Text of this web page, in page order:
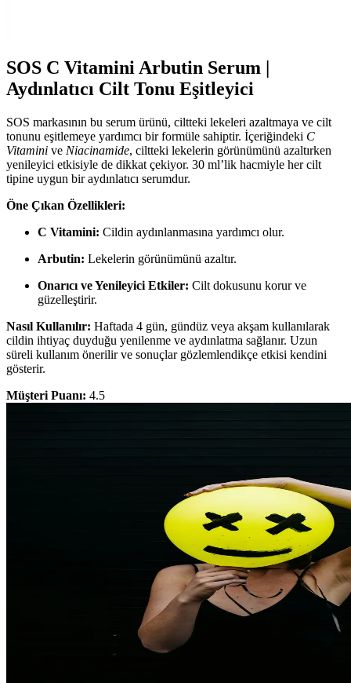
SOS C Vitamini Arbutin Serum |
Aydınlatıcı Cilt Tonu Eşitleyici
SOS markasının bu serum ürünü, ciltteki lekeleri azaltmaya ve cilt
tonunu eşitlemeye yardımcı bir formüle sahiptir. İçeriğindeki C
Vitamini ve Niacinamide, ciltteki lekelerin görünümünü azaltırken
yenileyici etkisiyle de dikkat çekiyor. 30 ml’lik hacmiyle her cilt
tipine uygun bir aydınlatıcı serumdur.
Öne Çıkan Özellikleri:
C Vitamini: Cildin aydınlanmasına yardımcı olur.
Arbutin: Lekelerin görünümünü azaltır.
Onarıcı ve Yenileyici Etkiler: Cilt dokusunu korur ve
güzelleştirir.
Nasıl Kullanılır: Haftada 4 gün, gündüz veya akşam kullanılarak
cildin ihtiyaç duyduğu yenilenme ve aydınlatma sağlanır. Uzun
süreli kullanım önerilir ve sonuçlar gözlemlendikçe etkisi kendini
gösterir.
Müşteri Puanı: 4.5